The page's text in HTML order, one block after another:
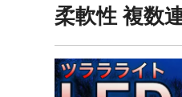
柔軟性 複数